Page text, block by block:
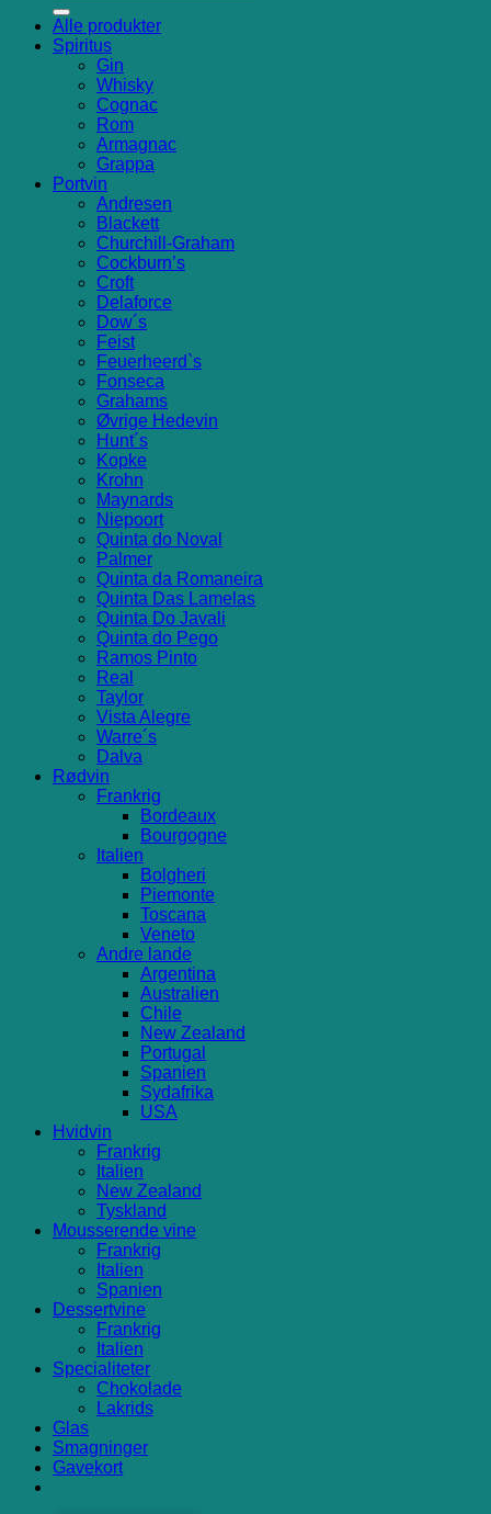
Alle produkter
Spiritus
Gin
Whisky
Cognac
Rom
Armagnac
Grappa
Portvin
Andresen
Blackett
Churchill-Graham
Cockburn’s
Croft
Delaforce
Dow´s
Feist
Feuerheerd`s
Fonseca
Grahams
Øvrige Hedevin
Hunt´s
Kopke
Krohn
Maynards
Niepoort
Quinta do Noval
Palmer
Quinta da Romaneira
Quinta Das Lamelas
Quinta Do Javali
Quinta do Pego
Ramos Pinto
Real
Taylor
Vista Alegre
Warre´s
Dalva
Rødvin
Frankrig
Bordeaux
Bourgogne
Italien
Bolgheri
Piemonte
Toscana
Veneto
Andre lande
Argentina
Australien
Chile
New Zealand
Portugal
Spanien
Sydafrika
USA
Hvidvin
Frankrig
Italien
New Zealand
Tyskland
Mousserende vine
Frankrig
Italien
Spanien
Dessertvine
Frankrig
Italien
Specialiteter
Chokolade
Lakrids
Glas
Smagninger
Gavekort